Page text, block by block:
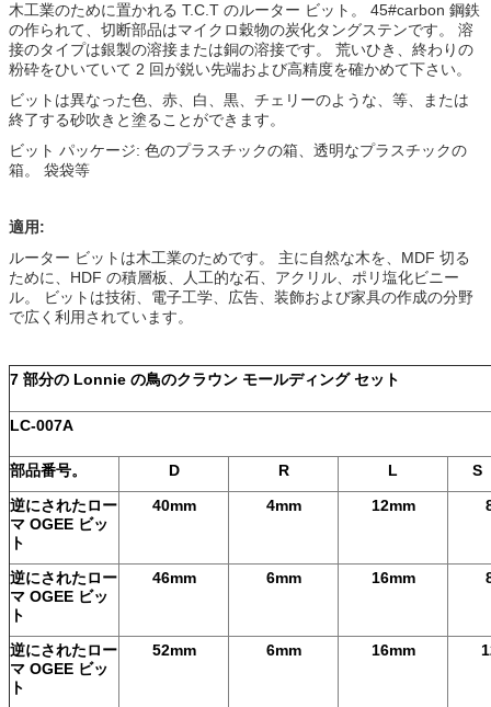
木工業のために置かれる T.C.T のルーター ビット。 45#carbon 鋼鉄
の作られて、切断部品はマイクロ穀物の炭化タングステンです。 溶
接のタイプは銀製の溶接または銅の溶接です。 荒いひき、終わりの
粉砕をひいていて 2 回が鋭い先端および高精度を確かめて下さい。
ビットは異なった色、赤、白、黒、チェリーのような、等、または
終了する砂吹きと塗ることができます。
ビット パッケージ: 色のプラスチックの箱、透明なプラスチックの
箱。 袋袋等
適用:
ルーター ビットは木工業のためです。 主に自然な木を、MDF 切る
ために、HDF の積層板、人工的な石、アクリル、ポリ塩化ビニー
ル。 ビットは技術、電子工学、広告、装飾および家具の作成の分野
で広く利用されています。
7 部分の Lonnie の鳥のクラウン モールディング セット
LC-007A
部品番号。 D R L
S
逆にされたロー
マ OGEE ビッ
ト
40mm 4mm 12mm
逆にされたロー
マ OGEE ビッ
ト
46mm 6mm 16mm
逆にされたロー
マ OGEE ビッ
ト
52mm 6mm 16mm